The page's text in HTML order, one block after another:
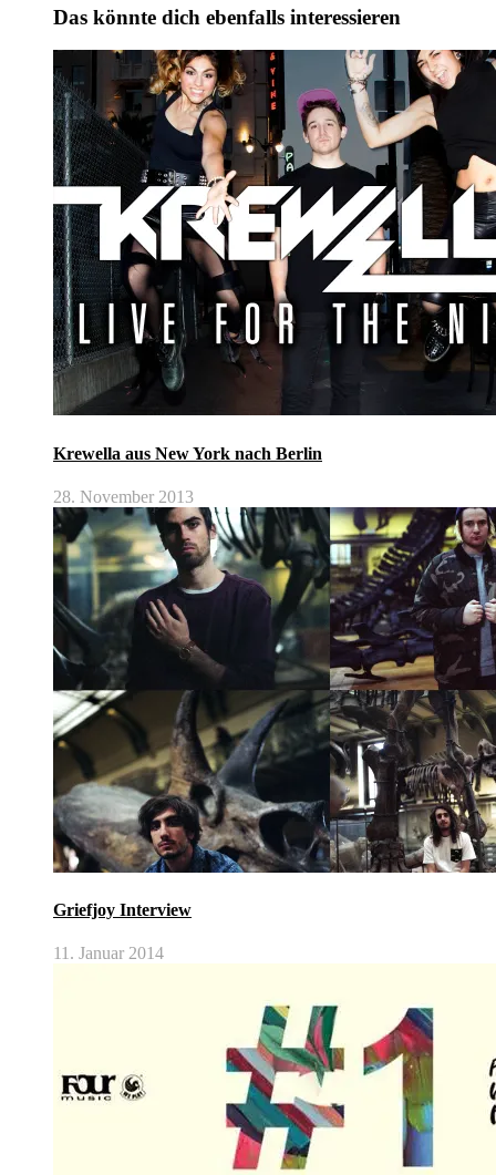
Das könnte dich ebenfalls interessieren
Krewella aus New York nach Berlin
28. November 2013
Griefjoy Interview
11. Januar 2014